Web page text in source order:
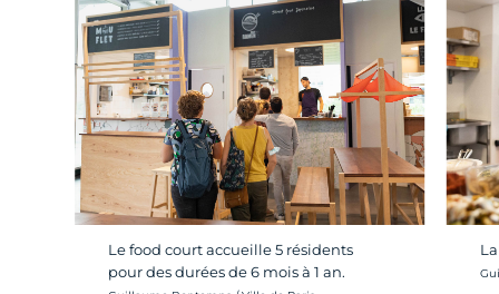
Le food court accueille 5 résidents
pour des durées de 6 mois à 1 an.